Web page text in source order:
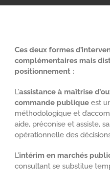
Ces deux formes
complémentaires mais
positionnement :
L’assistance à maîtrise
commande publiqueest
méthodologique et
aide, préconise et assiste,
opérationnelle des
L’intérim en marchés
consultant se substitue